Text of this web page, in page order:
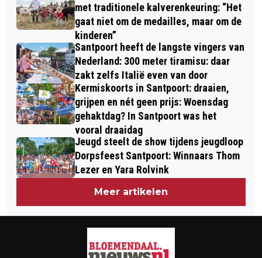
met traditionele kalverenkeuring: “Het
gaat niet om de medailles, maar om de
kinderen”
Santpoort heeft de langste vingers van
Nederland: 300 meter tiramisu: daar
zakt zelfs Italië even van door
Kermiskoorts in Santpoort: draaien,
grijpen en nét geen prijs: Woensdag
gehaktdag? In Santpoort was het
vooral draaidag
Jeugd steelt de show tijdens jeugdloop
Dorpsfeest Santpoort: Winnaars Thom
Lezer en Yara Rolvink
Meer artikelen